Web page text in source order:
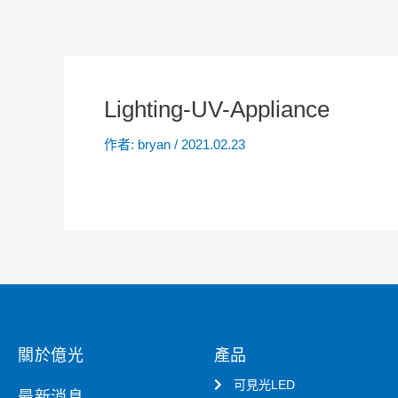
Lighting-UV-Appliance
作者: bryan / 2021.02.23
關於億光 產品
可見光LED